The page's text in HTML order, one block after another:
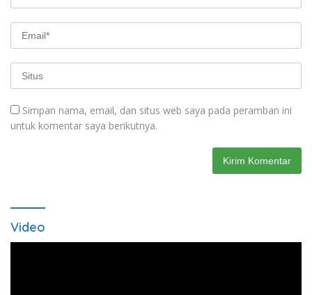
Simpan nama, email, dan situs web saya pada peramban ini
untuk komentar saya berikutnya.
Video